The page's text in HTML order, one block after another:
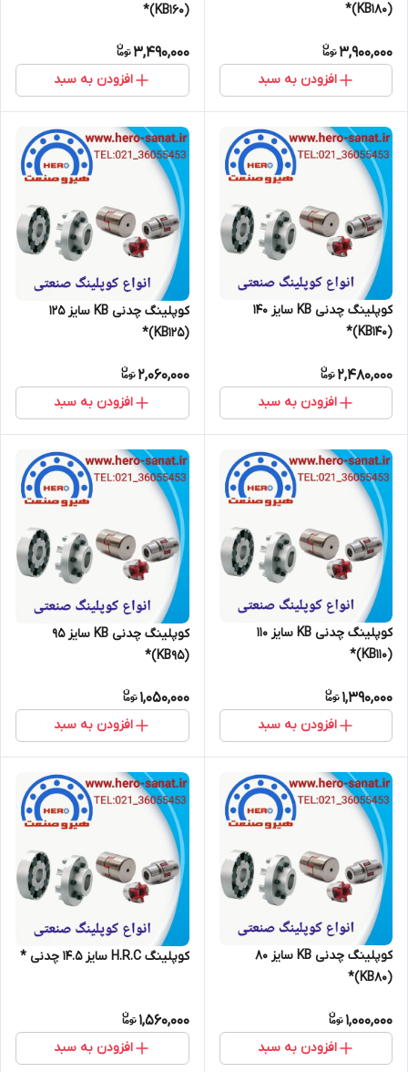
(KB180)*
3,900,000
افزودن به سبد
(KB160)*
3,490,000
افزودن به سبد
کوپلینگ چدنی KB سایز 140
(KB140)*
2,480,000
افزودن به سبد
کوپلینگ چدنی KB سایز 125
(KB125)*
2,060,000
افزودن به سبد
کوپلینگ چدنی KB سایز 110
(KB110)*
1,390,000
افزودن به سبد
کوپلینگ چدنی KB سایز 95
(KB95)*
1,050,000
افزودن به سبد
کوپلینگ چدنی KB سایز 80
(KB80)*
1,000,000
افزودن به سبد
کوپلینگ H.R.C سایز 14.5 چدنی *
1,560,000
افزودن به سبد